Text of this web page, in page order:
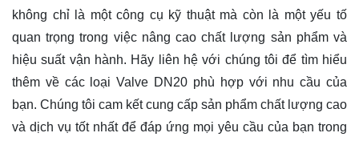
không chỉ là một công cụ kỹ thuật mà còn là một yếu tố
quan trọng trong việc nâng cao chất lượng sản phẩm và
hiệu suất vận hành. Hãy
liên hệ với chúng tôi để tìm hiểu
thêm về các loại Valve DN20 phù hợp với nhu cầu của
bạn. Chúng tôi cam kết cung cấp sản phẩm chất lượng cao
và dịch vụ tốt nhất để đáp ứng mọi yêu cầu của bạn trong